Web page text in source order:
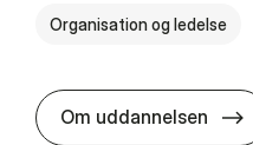
Organisation og ledelse
Om uddannelsen